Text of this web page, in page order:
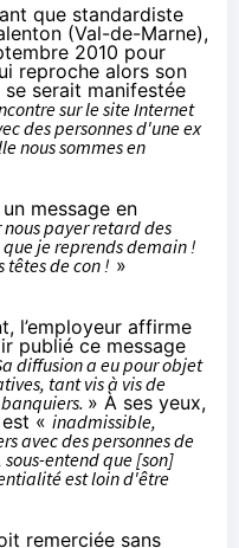
que standardiste
(Val-de-Marne),
2010 pour
reproche alors son
serait manifestée
sur le site Internet
des personnes d'une ex
nous sommes en
message en
payer retard des
je reprends demain !
têtes de con ! »
l’employeur affirme
publié ce message
diffusion a eu pour objet
tant vis à vis de
» À ses yeux,
« inadmissible,
avec des personnes de
entend que [son]
est loin d'être
remerciée sans